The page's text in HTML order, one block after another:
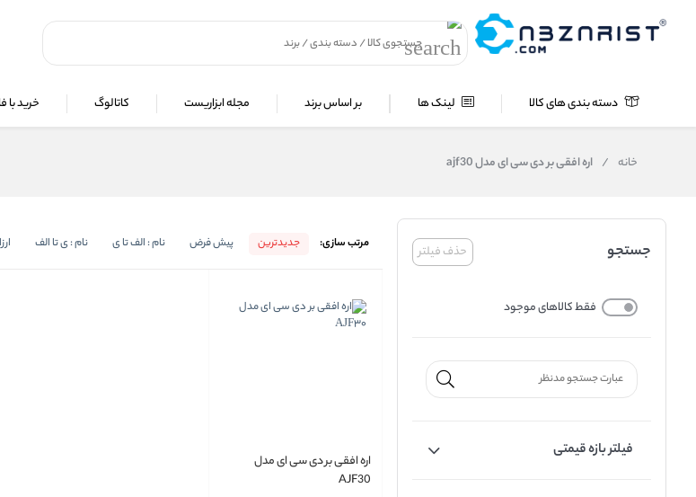
دسته بندی های کالا لینک ها بر اساس برند مجله ابزاریست کاتالوگ خرید با
خانه / اره افقی بر دی سی ای مدل ajf30
حذف فیلتر جستجو
فقط کالاهای موجود
فیلتر بازه قیمتی
مرتب سازی: جدیدترین پیش فرض نام : الف تا ی نام : ی تا الف
اره افقی بر دی سی ای مدل
AJF30